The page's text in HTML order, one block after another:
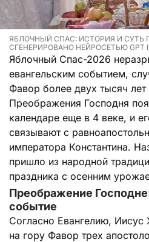
ЯБЛОЧНЫЙ СПАС: ИСТОРИЯ И СУТЬ
СГЕНЕРИРОВАНО НЕЙРОСЕТЬЮ GPT
Яблочный Спас-2026
евангельским событием,
Фавор более двух тысяч
Преображения Господня
календаре еще в 4 веке, и
связывают с
императора Константина.
пришло из народной
праздника с осенним
Преображение
событие
Согласно Евангелию, Иисус
на гору Фавор трех